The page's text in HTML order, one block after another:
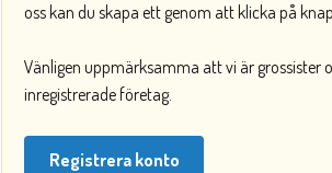
oss kan du skapa ett genom att klicka på
Vänligen uppmärksamma att vi är grossister
inregistrerade företag.
Registrera konto